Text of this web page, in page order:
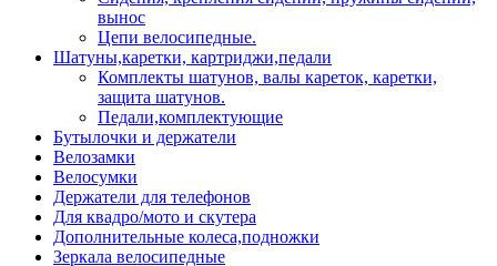
вынос
Цепи велосипедные.
Шатуны,каретки, картриджи,педали
Комплекты шатунов, валы кареток, каретки,
защита шатунов.
Педали,комплектующие
Бутылочки и держатели
Велозамки
Велосумки
Держатели для телефонов
Для квадро/мото и скутера
Дополнительные колеса,подножки
Зеркала велосипедные